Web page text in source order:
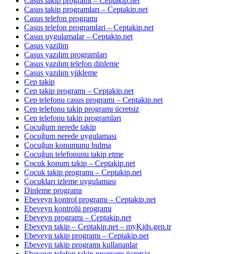
Casus takip programları – Ceptakip.net
Casus telefon programı
Casus telefon programlari – Ceptakip.net
Casus uygulamalar – Ceptakip.net
Casus yazilim
Casus yazılım programları
Casus yazılım telefon dinleme
Casus yazılım yükleme
Cep takip
Cep takip programı – Ceptakip.net
Cep telefonu casus programı – Ceptakip.net
Cep telefonu takip programı ücretsiz
Cep telefonu takip programları
Çocuğum nerede takip
Çocuğum nerede uygulaması
Çocuğun konumunu bulma
Çocuğun telefonunu takip etme
Çocuk konum takip – Ceptakip.net
Çocuk takip programı – Ceptakip.net
Çocukları izleme uygulaması
Dinleme programı
Ebeveyn kontrol programı – Ceptakip.net
Ebeveyn kontrolü programı
Ebeveyn programı – Ceptakip.net
Ebeveyn takip – Ceptakip.net – myKids.gen.tr
Ebeveyn takip programı – Ceptakip.net
Ebeveyn takip programı kullananlar